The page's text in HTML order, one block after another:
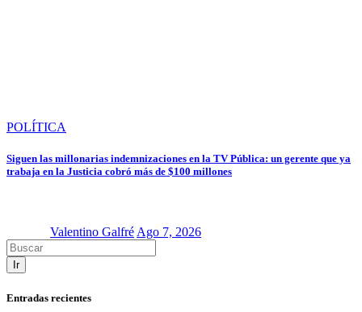
POLÍTICA
Siguen las millonarias indemnizaciones en la TV Pública: un gerente que ya
trabaja en la Justicia cobró más de $100 millones
Valentino GalfréAgo 7, 2026
Ir
Entradas recientes